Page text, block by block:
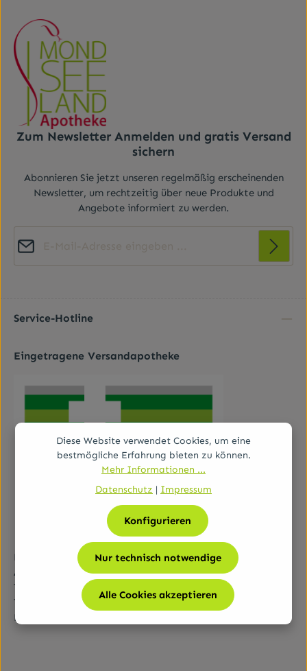
Zum Newsletter Anmelden und gratis Versand
sichern
Abonnieren Sie jetzt unseren regelmäßig erscheinenden
Newsletter, um rechtzeitig über neue Produkte und
Angebote informiert zu werden.
Kenntnis genommen und die
Service-Hotline
Eingetragene Versandapotheke
Bundesamt für Sicherheit im Gesundheitswesen (BASG)
AGES-Medizinmarktaufsicht (AGES MEA)
Traisengasse 5, A-1200 Wien
Tel.:
+43 (0)50 555-36111
E-Mail:
Diese Website verwendet Cookies, um eine
bestmögliche Erfahrung bieten zu können.
Mehr Informationen ...
Datenschutz | Impressum
Nur technisch notwendige
Konfigurieren
Alle Cookies akzeptieren